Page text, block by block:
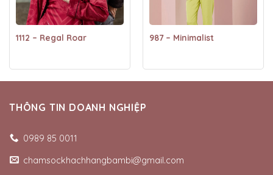
1112 – Regal Roar 987 – Minimalist
THÔNG TIN DOANH NGHIỆP
0989 85 0011
chamsockhachhangbambi@gmail.com